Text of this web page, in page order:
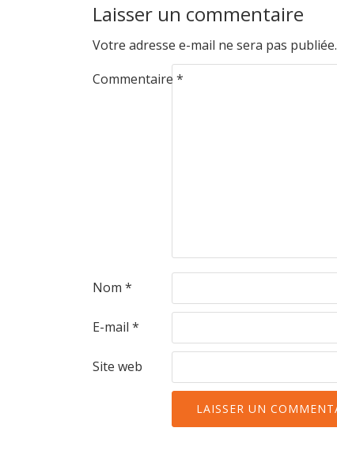
Laisser un commentaire
Votre adresse e-mail ne sera pas publiée.
Commentaire *
Nom *
E-mail *
Site web